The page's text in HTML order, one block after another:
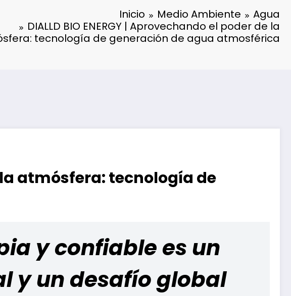
Inicio Medio Ambiente
Agua
DIALLD BIO ENERGY | Aprovechando el poder de la
tecnología de generación de agua atmosférica
la atmósfera: tecnología de
y confiable es un
y un desafío global